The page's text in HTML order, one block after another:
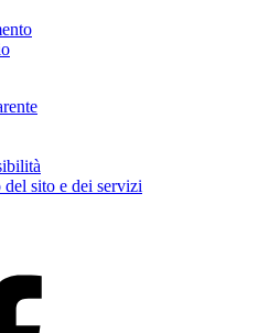
sito e dei servizi